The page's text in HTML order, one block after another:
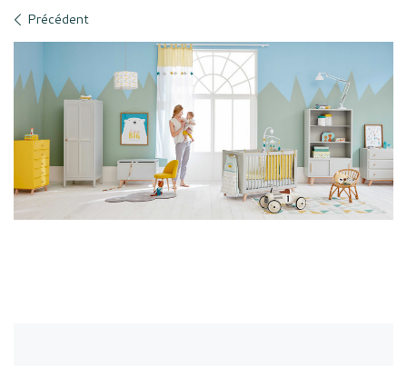
Navigation des images
Précédent